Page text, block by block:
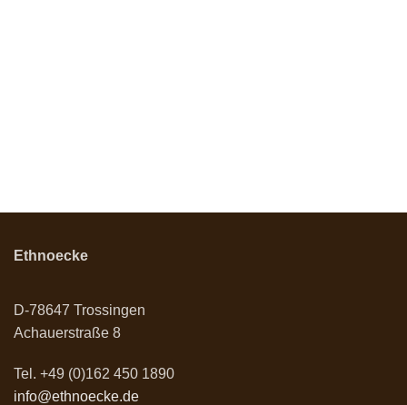
Ethnoecke
D-78647 Trossingen
Achauerstraße 8
Tel. +49 (0)162 450 1890
info@ethnoecke.de